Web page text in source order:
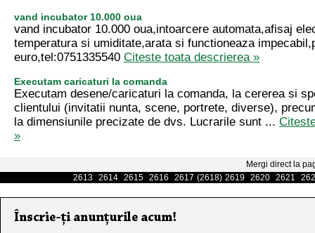
vand incubator 10.000 oua
vand incubator 10.000 oua,intoarcere automata,afisaj
temperatura si umiditate,arata si functioneaza
euro,tel:0751335540 Citeste toata descrierea »
Executam caricaturi la comanda
Executam desene/caricaturi la comanda, la cererea si
clientului (invitatii nunta, scene, portrete, diverse),
la dimensiunile precizate de dvs. Lucrarile sunt ...
»
Mergi direct la
2613 2614 2615 2616 2617 (2618) 2619 2620 2621